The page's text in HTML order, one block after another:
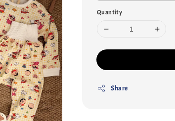
Quantity
Share